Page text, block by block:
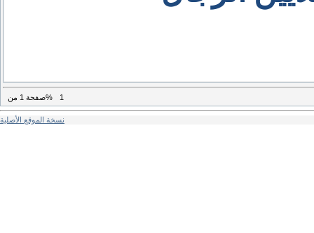
صفحة 1 من% 1
نسخة الموقع الأصلية